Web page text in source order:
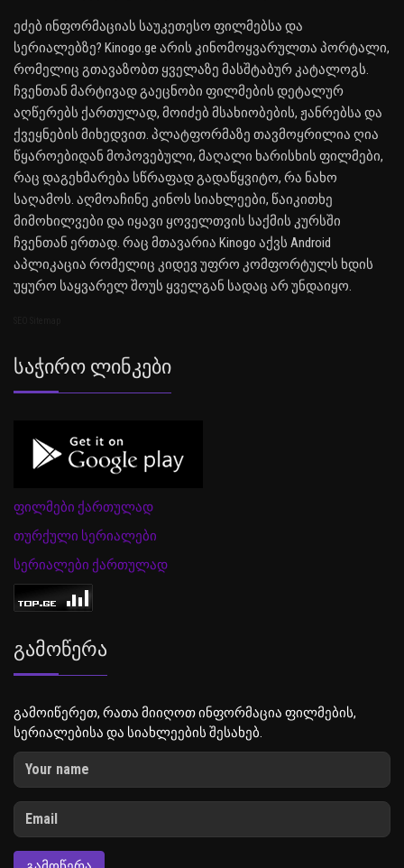
ეძებ ინფორმაციას საუკეთესო ფილმებსა და
სერიალებზე? Kinogo.ge არის კინომოყვარულთა პორტალი,
რომელიც გთავაზობთ ყველაზე მასშტაბურ კატალოგს.
ჩვენთან მარტივად გაეცნობი ფილმების დეტალურ
აღწერებს ქართულად, მოიძებ მსახიობების, ჟანრებსა და
ქვეყნების მიხედვით. პლატფორმაზე თავმოყრილია ღია
წყაროებიდან მოპოვებული, მაღალი ხარისხის ფილმები,
რაც დაგეხმარება სწრაფად გადაწყვიტო, რა ნახო
საღამოს. აღმოაჩინე კინოს სიახლეები, წაიკითხე
მიმოხილვები და იყავი ყოველთვის საქმის კურსში
ჩვენთან ერთად. რაც მთავარია Kinogo აქვს Android
აპლიკაცია რომელიც კიდევ უფრო კომფორტულს ხდის
უყურო საყვარელ შოუს ყველგან სადაც არ უნდაიყო.
Საჭირო Ლინკები
ფილმები ქართულად
თურქული სერიალები
სერიალები ქართულად
Გამოწერა
გამოიწერეთ, რათა მიიღოთ ინფორმაცია ფილმების,
სერიალებისა და სიახლეების შესახებ.